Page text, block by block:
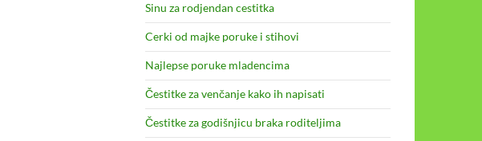
Sinu za rodjendan cestitka
Cerki od majke poruke i stihovi
Najlepse poruke mladencima
Čestitke za venčanje kako ih napisati
Čestitke za godišnjicu braka roditeljima